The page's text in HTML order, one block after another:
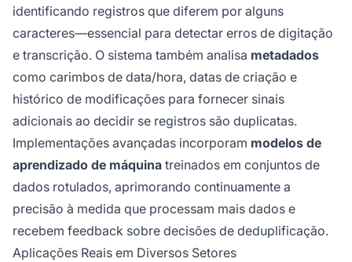
identificando registros que diferem por alguns
caracteres—essencial para detectar erros de digitação
e transcrição. O sistema também analisa metadados
como carimbos de data/hora, datas de criação e
histórico de modificações para fornecer sinais
adicionais ao decidir se registros são duplicatas.
Implementações avançadas incorporam modelos de
aprendizado de máquina treinados em conjuntos de
dados rotulados, aprimorando continuamente a
precisão à medida que processam mais dados e
recebem feedback sobre decisões de deduplificação.
Aplicações Reais em Diversos Setores